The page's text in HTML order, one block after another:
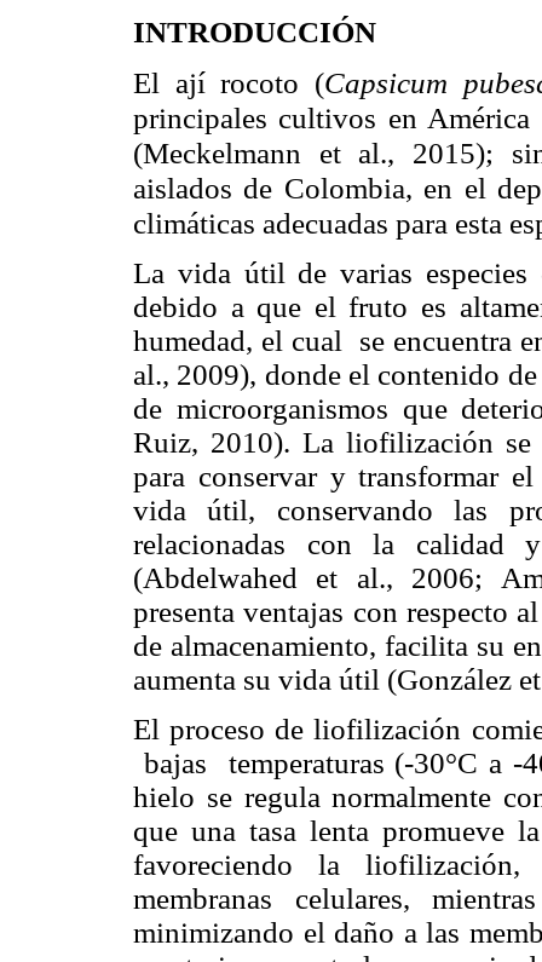
INTRODUCCIÓN
El ají rocoto (Capsicum
principales cultivos en
(Meckelmann et al., 2015);
aislados de Colombia, en el
climáticas adecuadas para esta
La vida útil de varias
debido a que el fruto es
humedad, el cual se encuentra
al., 2009), donde el contenido
de microorganismos que
Ruiz, 2010). La liofilización se
para conservar y transformar
vida útil, conservando las
relacionadas con la calidad
(Abdelwahed et al., 2006;
presenta ventajas con respecto
de almacenamiento, facilita su
aumenta su vida útil (González
El proceso de liofilización
bajas temperaturas (-30°C a -
hielo se regula normalmente
que una tasa lenta promueve
favoreciendo la
membranas celulares,
minimizando el daño a las